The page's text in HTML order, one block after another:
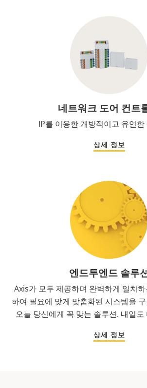
네트워크 도어 컨트
IP를 이용한 개방적이고 유연
상세 정보
엔드투엔드 솔루
Axis가 모두 제공하며 완벽하게 일치
하여 필요에 맞게 맞춤화된 시스템을
오늘 당신에게 꼭 맞는 솔루션. 내일
상세 정보